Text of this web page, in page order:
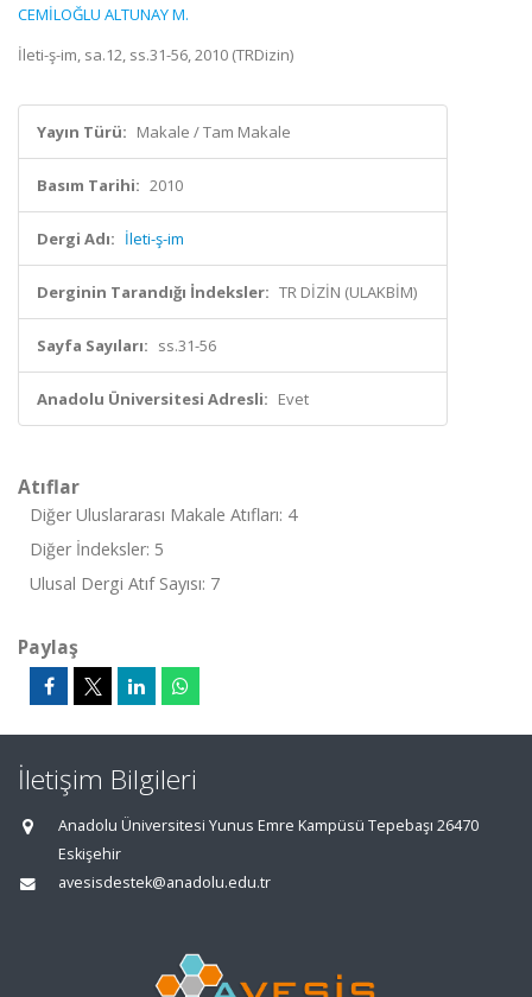
CEMİLOĞLU ALTUNAY M.
İleti-ş-im, sa.12, ss.31-56, 2010 (TRDizin)
Yayın Türü: Makale / Tam Makale
Basım Tarihi: 2010
Dergi Adı: İleti-ş-im
Derginin Tarandığı İndeksler: TR DİZİN (ULAKBİM)
Sayfa Sayıları: ss.31-56
Anadolu Üniversitesi Adresli: Evet
Atıflar
Diğer Uluslararası Makale Atıfları: 4
Diğer İndeksler: 5
Ulusal Dergi Atıf Sayısı: 7
Paylaş
İletişim Bilgileri
Anadolu Üniversitesi Yunus Emre Kampüsü Tepebaşı 26470
Eskişehir
avesisdestek@anadolu.edu.tr